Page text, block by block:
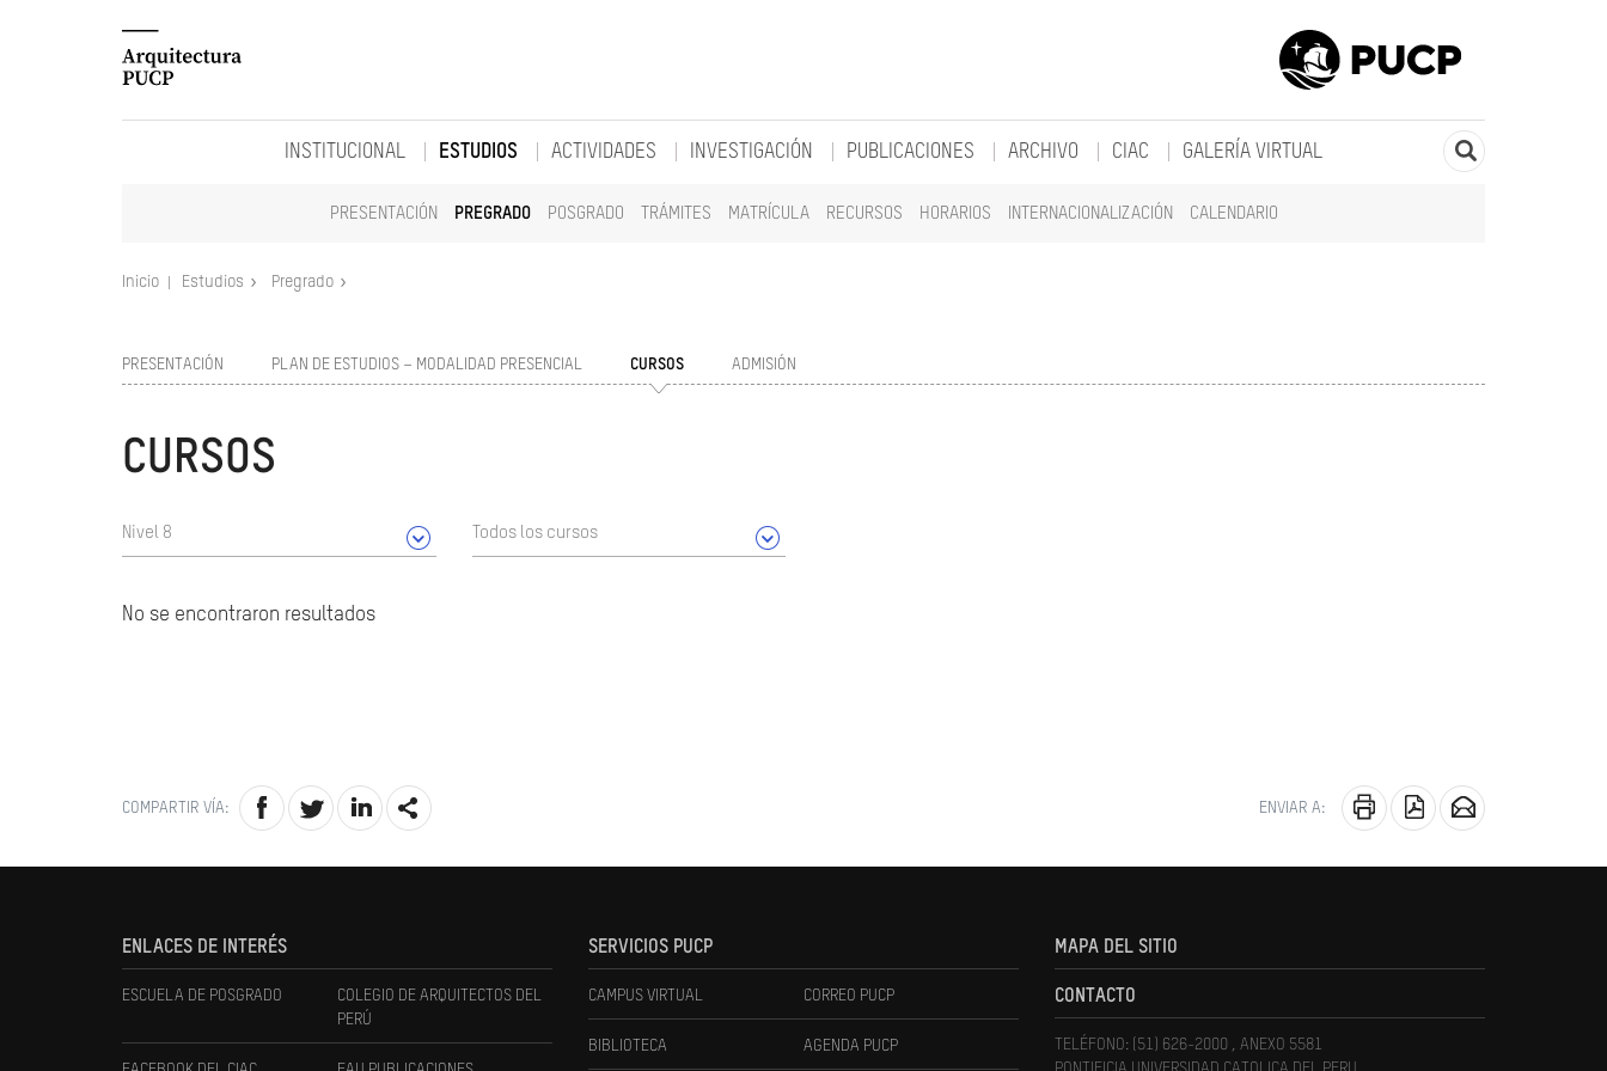
INSTITUCIONAL ESTUDIOS
PRESENTACIÓN PREGRADO POSGRADO TRÁMITES MATRÍCULA RECURSOS HORARIOS INTERNACIONALIZACIÓN CALENDARIO
ACTIVIDADES INVESTIGACIÓN PUBLICACIONES ARCHIVO CIAC GALERÍA VIRTUAL
Inicio Estudios Pregrado
PRESENTACIÓN PLAN DE ESTUDIOS – MODALIDAD PRESENCIAL CURSOS ADMISIÓN
CURSOS
Nivel 8 Todos los cursos
No se encontraron resultados
COMPARTIR VÍA: ENVIAR A:
ENLACES DE INTERÉS
ESCUELA DE POSGRADO
COLEGIO DE ARQUITECTOS DEL
PERÚ
SERVICIOS PUCP
CAMPUS VIRTUAL CORREO PUCP
BIBLIOTECA AGENDA PUCP
MAPA DEL SITIO
CONTACTO
TELÉFONO: (51) 626-2000 , ANEXO 5581